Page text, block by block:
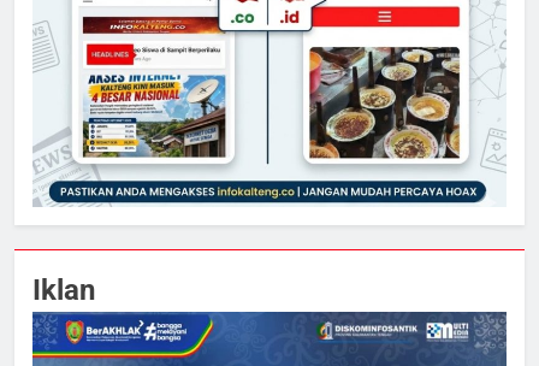
Iklan